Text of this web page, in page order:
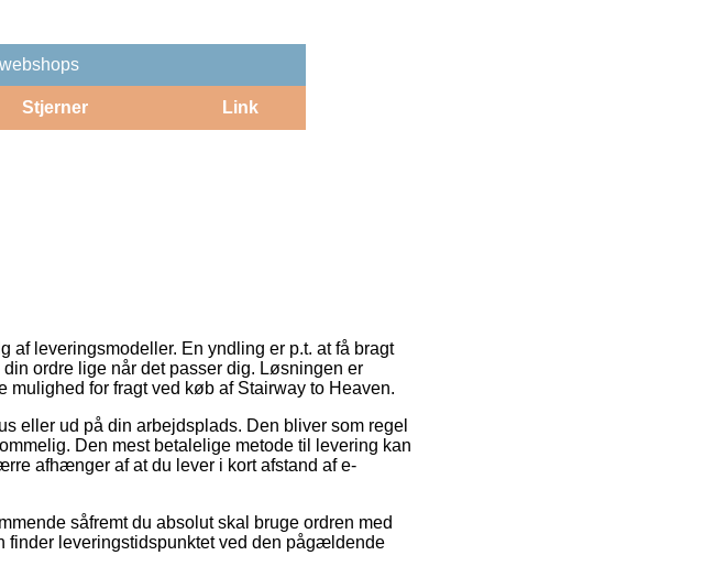
Stjerner Link
af leveringsmodeller. En yndling er p.t. at få bragt
ordre lige når det passer dig. Løsningen er
for fragt ved køb af Stairway to Heaven.
eller ud på din arbejdsplads. Den bliver som regel
Den mest betalelige metode til levering kan
afhænger af at du lever i kort afstand af e-
såfremt du absolut skal bruge ordren med
finder leveringstidspunktet ved den pågældende